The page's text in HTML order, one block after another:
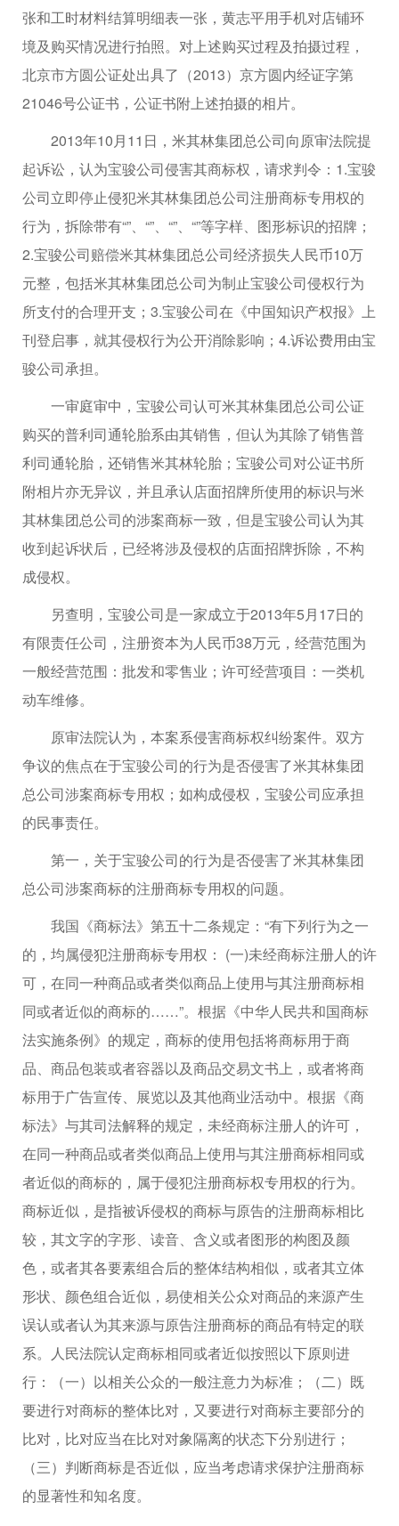
张和工时材料结算明细表一张，黄志平用手机对店铺环
境及购买情况进行拍照。对上述购买过程及拍摄过程，
北京市方圆公证处出具了（2013）京方圆内经证字第
21046号公证书，公证书附上述拍摄的相片。
2013年10月11日，米其林集团总公司向原审法院提
起诉讼，认为宝骏公司侵害其商标权，请求判令：1.宝骏
公司立即停止侵犯米其林集团总公司注册商标专用权的
行为，拆除带有“”、“”、“”、“”等字样、图形标识的招牌；
2.宝骏公司赔偿米其林集团总公司经济损失人民币10万
元整，包括米其林集团总公司为制止宝骏公司侵权行为
所支付的合理开支；3.宝骏公司在《中国知识产权报》上
刊登启事，就其侵权行为公开消除影响；4.诉讼费用由宝
骏公司承担。
一审庭审中，宝骏公司认可米其林集团总公司公证
购买的普利司通轮胎系由其销售，但认为其除了销售普
利司通轮胎，还销售米其林轮胎；宝骏公司对公证书所
附相片亦无异议，并且承认店面招牌所使用的标识与米
其林集团总公司的涉案商标一致，但是宝骏公司认为其
收到起诉状后，已经将涉及侵权的店面招牌拆除，不构
成侵权。
另查明，宝骏公司是一家成立于2013年5月17日的
有限责任公司，注册资本为人民币38万元，经营范围为
一般经营范围：批发和零售业；许可经营项目：一类机
动车维修。
原审法院认为，本案系侵害商标权纠纷案件。双方
争议的焦点在于宝骏公司的行为是否侵害了米其林集团
总公司涉案商标专用权；如构成侵权，宝骏公司应承担
的民事责任。
第一，关于宝骏公司的行为是否侵害了米其林集团
总公司涉案商标的注册商标专用权的问题。
我国《商标法》第五十二条规定：“有下列行为之一
的，均属侵犯注册商标专用权： (一)未经商标注册人的许
可，在同一种商品或者类似商品上使用与其注册商标相
同或者近似的商标的……”。根据《中华人民共和国商标
法实施条例》的规定，商标的使用包括将商标用于商
品、商品包装或者容器以及商品交易文书上，或者将商
标用于广告宣传、展览以及其他商业活动中。根据《商
标法》与其司法解释的规定，未经商标注册人的许可，
在同一种商品或者类似商品上使用与其注册商标相同或
者近似的商标的，属于侵犯注册商标权专用权的行为。
商标近似，是指被诉侵权的商标与原告的注册商标相比
较，其文字的字形、读音、含义或者图形的构图及颜
色，或者其各要素组合后的整体结构相似，或者其立体
形状、颜色组合近似，易使相关公众对商品的来源产生
误认或者认为其来源与原告注册商标的商品有特定的联
系。人民法院认定商标相同或者近似按照以下原则进
行：（一）以相关公众的一般注意力为标准；（二）既
要进行对商标的整体比对，又要进行对商标主要部分的
比对，比对应当在比对对象隔离的状态下分别进行；
（三）判断商标是否近似，应当考虑请求保护注册商标
的显著性和知名度。